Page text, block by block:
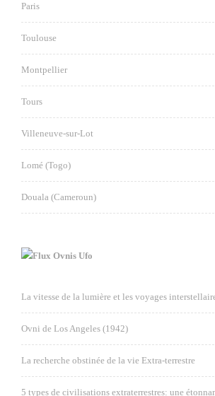
Paris
Toulouse
Montpellier
Tours
Villeneuve-sur-Lot
Lomé (Togo)
Douala (Cameroun)
Ovnis Ufo
La vitesse de la lumière et les voyages
Ovni de Los Angeles (1942)
La recherche obstinée de la vie Extra-terrestre
5 types de civilisations extraterrestres: une